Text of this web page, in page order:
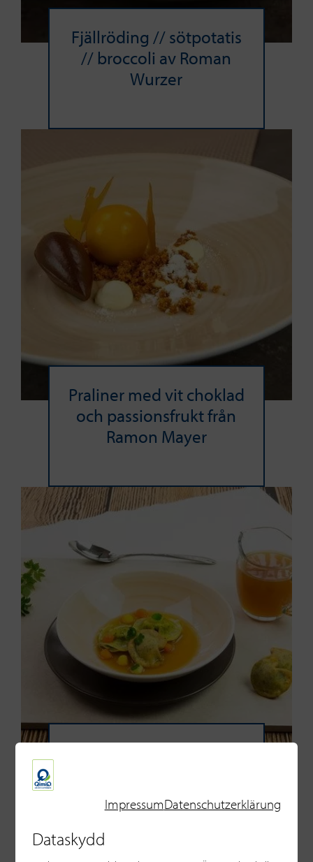
Fjällröding // sötpotatis
// broccoli av Roman
Wurzer
Praliner med vit choklad
och passionsfrukt från
Ramon Mayer
ImpressumDatenschutzerklärung
Dataskydd